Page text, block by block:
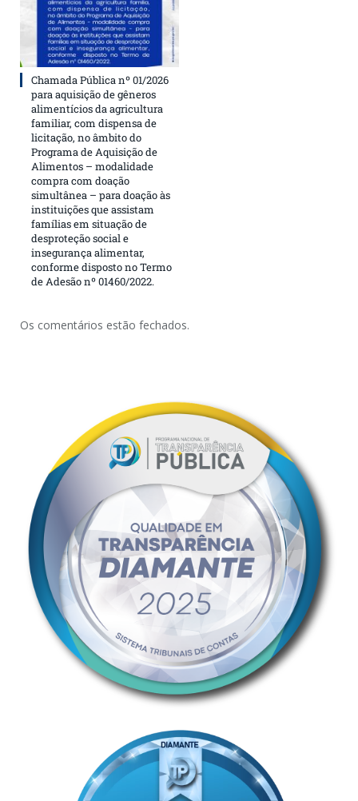
Chamada Pública nº 01/2026
para aquisição de gêneros
alimentícios da agricultura
familiar, com dispensa de
licitação, no âmbito do
Programa de Aquisição de
Alimentos – modalidade
compra com doação
simultânea – para doação às
instituições que assistam
famílias em situação de
desproteção social e
insegurança alimentar,
conforme disposto no Termo
de Adesão nº 01460/2022.
Os comentários estão fechados.